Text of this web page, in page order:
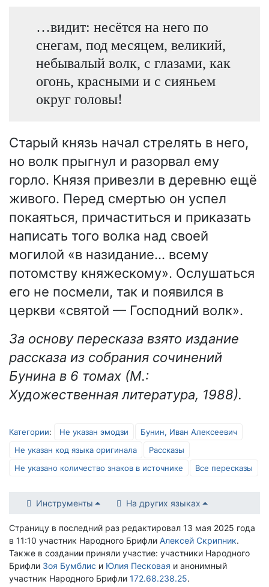
…видит: несётся на него по
снегам, под месяцем, великий,
небывалый волк, с глазами, как
огонь, красными и с сияньем
округ головы!
Старый князь начал стрелять в него,
но волк прыгнул и разорвал ему
горло. Князя привезли в деревню ещё
живого. Перед смертью он успел
покаяться, причаститься и приказать
написать того волка над своей
могилой «в назидание… всему
потомству княжескому». Ослушаться
его не посмели, так и появился в
церкви «святой — Господний волк».
За основу пересказа взято издание
рассказа из собрания сочинений
Бунина в 6 томах (М.:
Художественная литература, 1988).
Категории: Не указан эмодзи
Бунин, Иван Алексеевич
Не указан код языка оригинала
Рассказы
Не указано количество знаков в источнике
Все пересказы
Инструменты На других языках
Страницу в последний раз редактировал 13 мая 2025 года
в 11:10 участник Народного Брифли Алексей Скрипник.
Также в создании приняли участие: участники Народного
Брифли Зоя Бумблис и Юлия Песковая и анонимный
участник Народного Брифли 172.68.238.25.